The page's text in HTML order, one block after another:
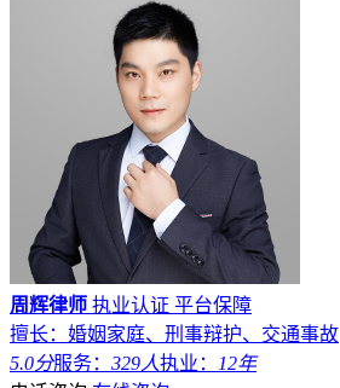
周辉律师 执业认证 平台保障
擅长：婚姻家庭、刑事辩护、交通事故
5.0分服务： 329人执业：
12年